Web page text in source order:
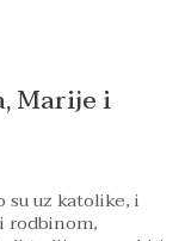
Marije i
su uz katolike, i
rodbinom,